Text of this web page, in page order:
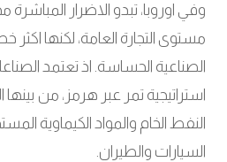
وفي اوروبا، تبدو الاضرار
مستوى التجارة العامة، لكنها
الصناعية الحساسة. اذ تعتمد
استراتيجية تمر عبر هرمز، من بينها
النفط الخام والمواد الكيماوية
السيارات والطيران.